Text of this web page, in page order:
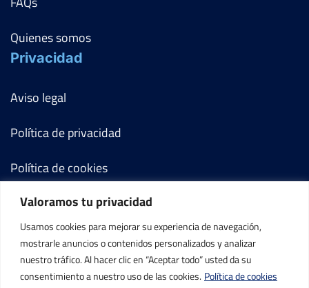
Valoramos tu privacidad
Usamos cookies para mejorar su experiencia de navegación,
mostrarle anuncios o contenidos personalizados y analizar
nuestro tráfico. Al hacer clic en “Aceptar todo” usted da su
consentimiento a nuestro uso de las cookies. Política de cookies
Quienes somos
Privacidad
Aviso legal
Política de privacidad
Política de cookies
Términos y condiciones
Mi cuenta
Contacto